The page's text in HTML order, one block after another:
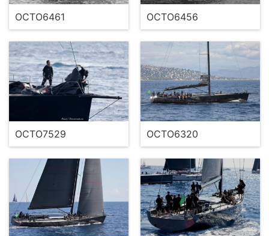
OCTO6461 OCTO6456
OCTO7529 OCTO6320